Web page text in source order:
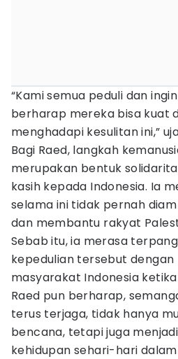
“Kami semua peduli dan
berharap mereka bisa kuat
menghadapi kesulitan ini,”
Bagi Raed, langkah
merupakan bentuk
kasih kepada Indonesia. Ia
selama ini tidak pernah
dan membantu rakyat
Sebab itu, ia merasa
kepedulian tersebut
masyarakat Indonesia
Raed pun berharap,
terus terjaga, tidak hanya
bencana, tetapi juga
kehidupan sehari-hari